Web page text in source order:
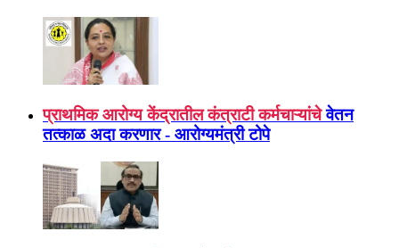
प्राथमिक आरोग्य केंद्रातील कंत्राटी कर्मचाऱ्यांचे वेतन
तत्काळ अदा करणार - आरोग्यमंत्री टोपे